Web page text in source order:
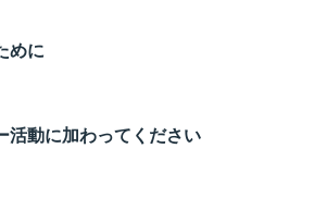
めに
活動に加わってください